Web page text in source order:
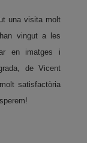
una visita molt
vingut a les
en imatges i
de Vicent
satisfactòria